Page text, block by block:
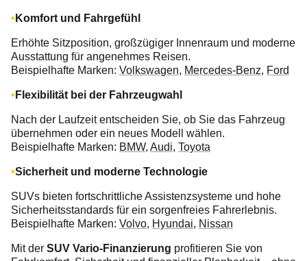
Komfort und Fahrgefühl
Erhöhte Sitzposition, großzügiger Innenraum und moderne
Ausstattung für angenehmes Reisen.
Beispielhafte Marken: Volkswagen, Mercedes-Benz, Ford
Flexibilität bei der Fahrzeugwahl
Nach der Laufzeit entscheiden Sie, ob Sie das Fahrzeug
übernehmen oder ein neues Modell wählen.
Beispielhafte Marken: BMW, Audi, Toyota
Sicherheit und moderne Technologie
SUVs bieten fortschrittliche Assistenzsysteme und hohe
Sicherheitsstandards für ein sorgenfreies Fahrerlebnis.
Beispielhafte Marken: Volvo, Hyundai, Nissan
Mit der SUV Vario-Finanzierung profitieren Sie von